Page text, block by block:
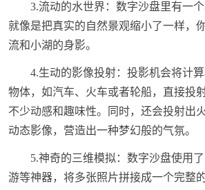
3.流动的水世界：数字沙盘里有一个
就像是把真实的自然景观缩小了一样，
流和小湖的身影。
4.生动的影像投射：投影机会将计
物体，如汽车、火车或者轮船，直接投
不少动感和趣味性。同时，还会投射出
动态影像，营造出一种梦幻般的气氛。
5.神奇的三维模拟：数字沙盘使用
游等神器，将多张照片拼接成一个完整